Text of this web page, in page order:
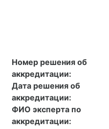
Номер решения об
аккредитации:
Дата решения об
аккредитации:
ФИО эксперта по
аккредитации: